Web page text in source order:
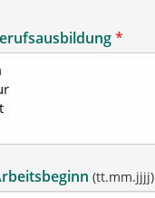
*
(tt.mm.jjjj)